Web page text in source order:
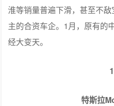
淮等销量普遍下滑，甚至不
主的合资车企。1月，原有的
经大变天。
1
特斯拉